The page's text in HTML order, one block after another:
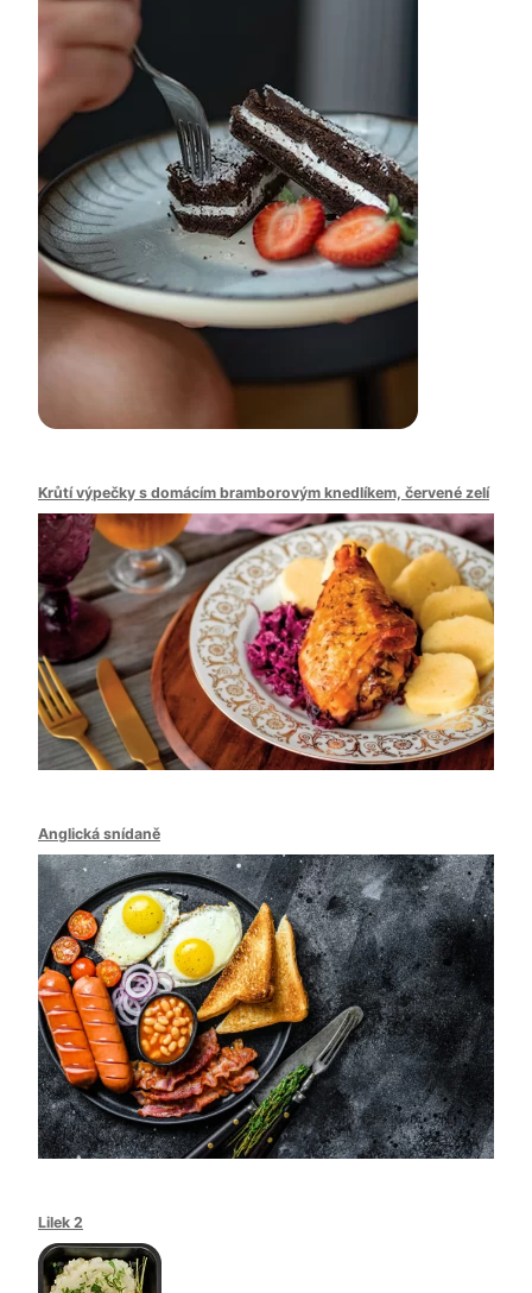
Krůtí výpečky s domácím bramborovým knedlíkem, červené zelí
Anglická snídaně
Lilek 2